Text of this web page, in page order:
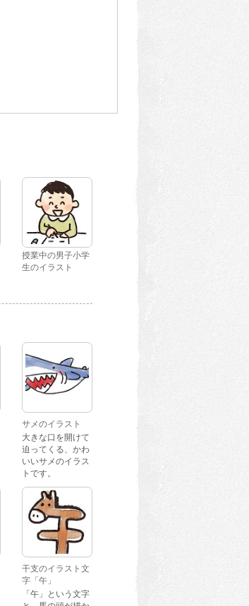
授業中の男子小学
生のイラスト
サメのイラスト
大きな口を開けて
迫ってくる、かわ
いいサメのイラス
トです。
干支のイラスト文
字「午」
「午」という文字